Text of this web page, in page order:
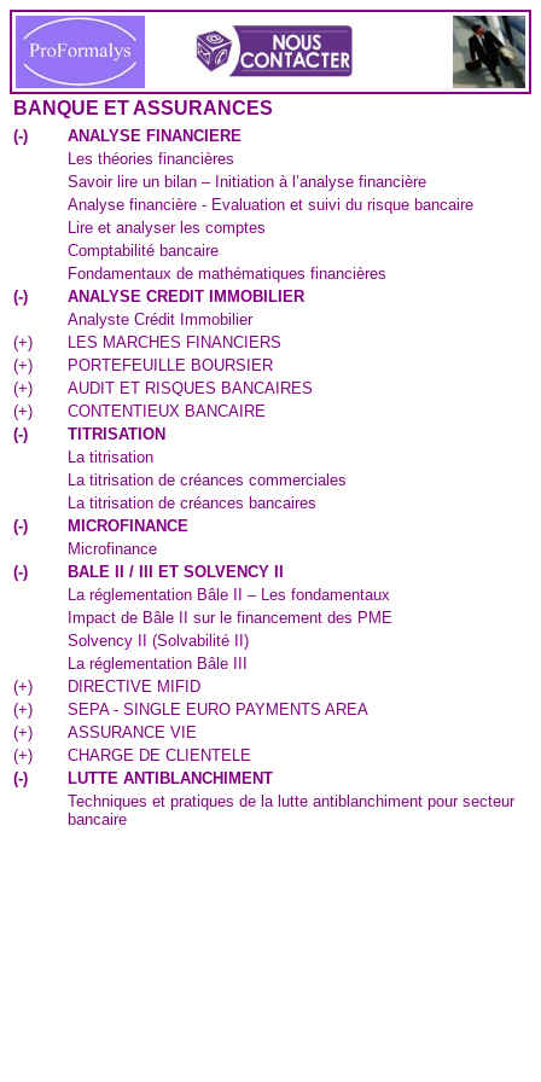
BANQUE ET ASSURANCES
(-)
ANALYSE FINANCIERE
Les théories financières
Savoir lire un bilan – Initiation à l’analyse financière
Analyse financière - Evaluation et suivi du risque bancaire
Lire et analyser les comptes
Comptabilité bancaire
Fondamentaux de mathématiques financières
(-)
ANALYSE CREDIT IMMOBILIER
Analyste Crédit Immobilier
(+)
LES MARCHES FINANCIERS
(+)
PORTEFEUILLE BOURSIER
(+)
AUDIT ET RISQUES BANCAIRES
(+)
CONTENTIEUX BANCAIRE
(-)
TITRISATION
La titrisation
La titrisation de créances commerciales
La titrisation de créances bancaires
(-)
MICROFINANCE
Microfinance
(-)
BALE II / III ET SOLVENCY II
La réglementation Bâle II – Les fondamentaux
Impact de Bâle II sur le financement des PME
Solvency II (Solvabilité II)
La réglementation Bâle III
(+)
DIRECTIVE MIFID
(+)
SEPA - SINGLE EURO PAYMENTS AREA
(+)
ASSURANCE VIE
(+)
CHARGE DE CLIENTELE
(-)
LUTTE ANTIBLANCHIMENT
Techniques et pratiques de la lutte antiblanchiment pour secteur
bancaire